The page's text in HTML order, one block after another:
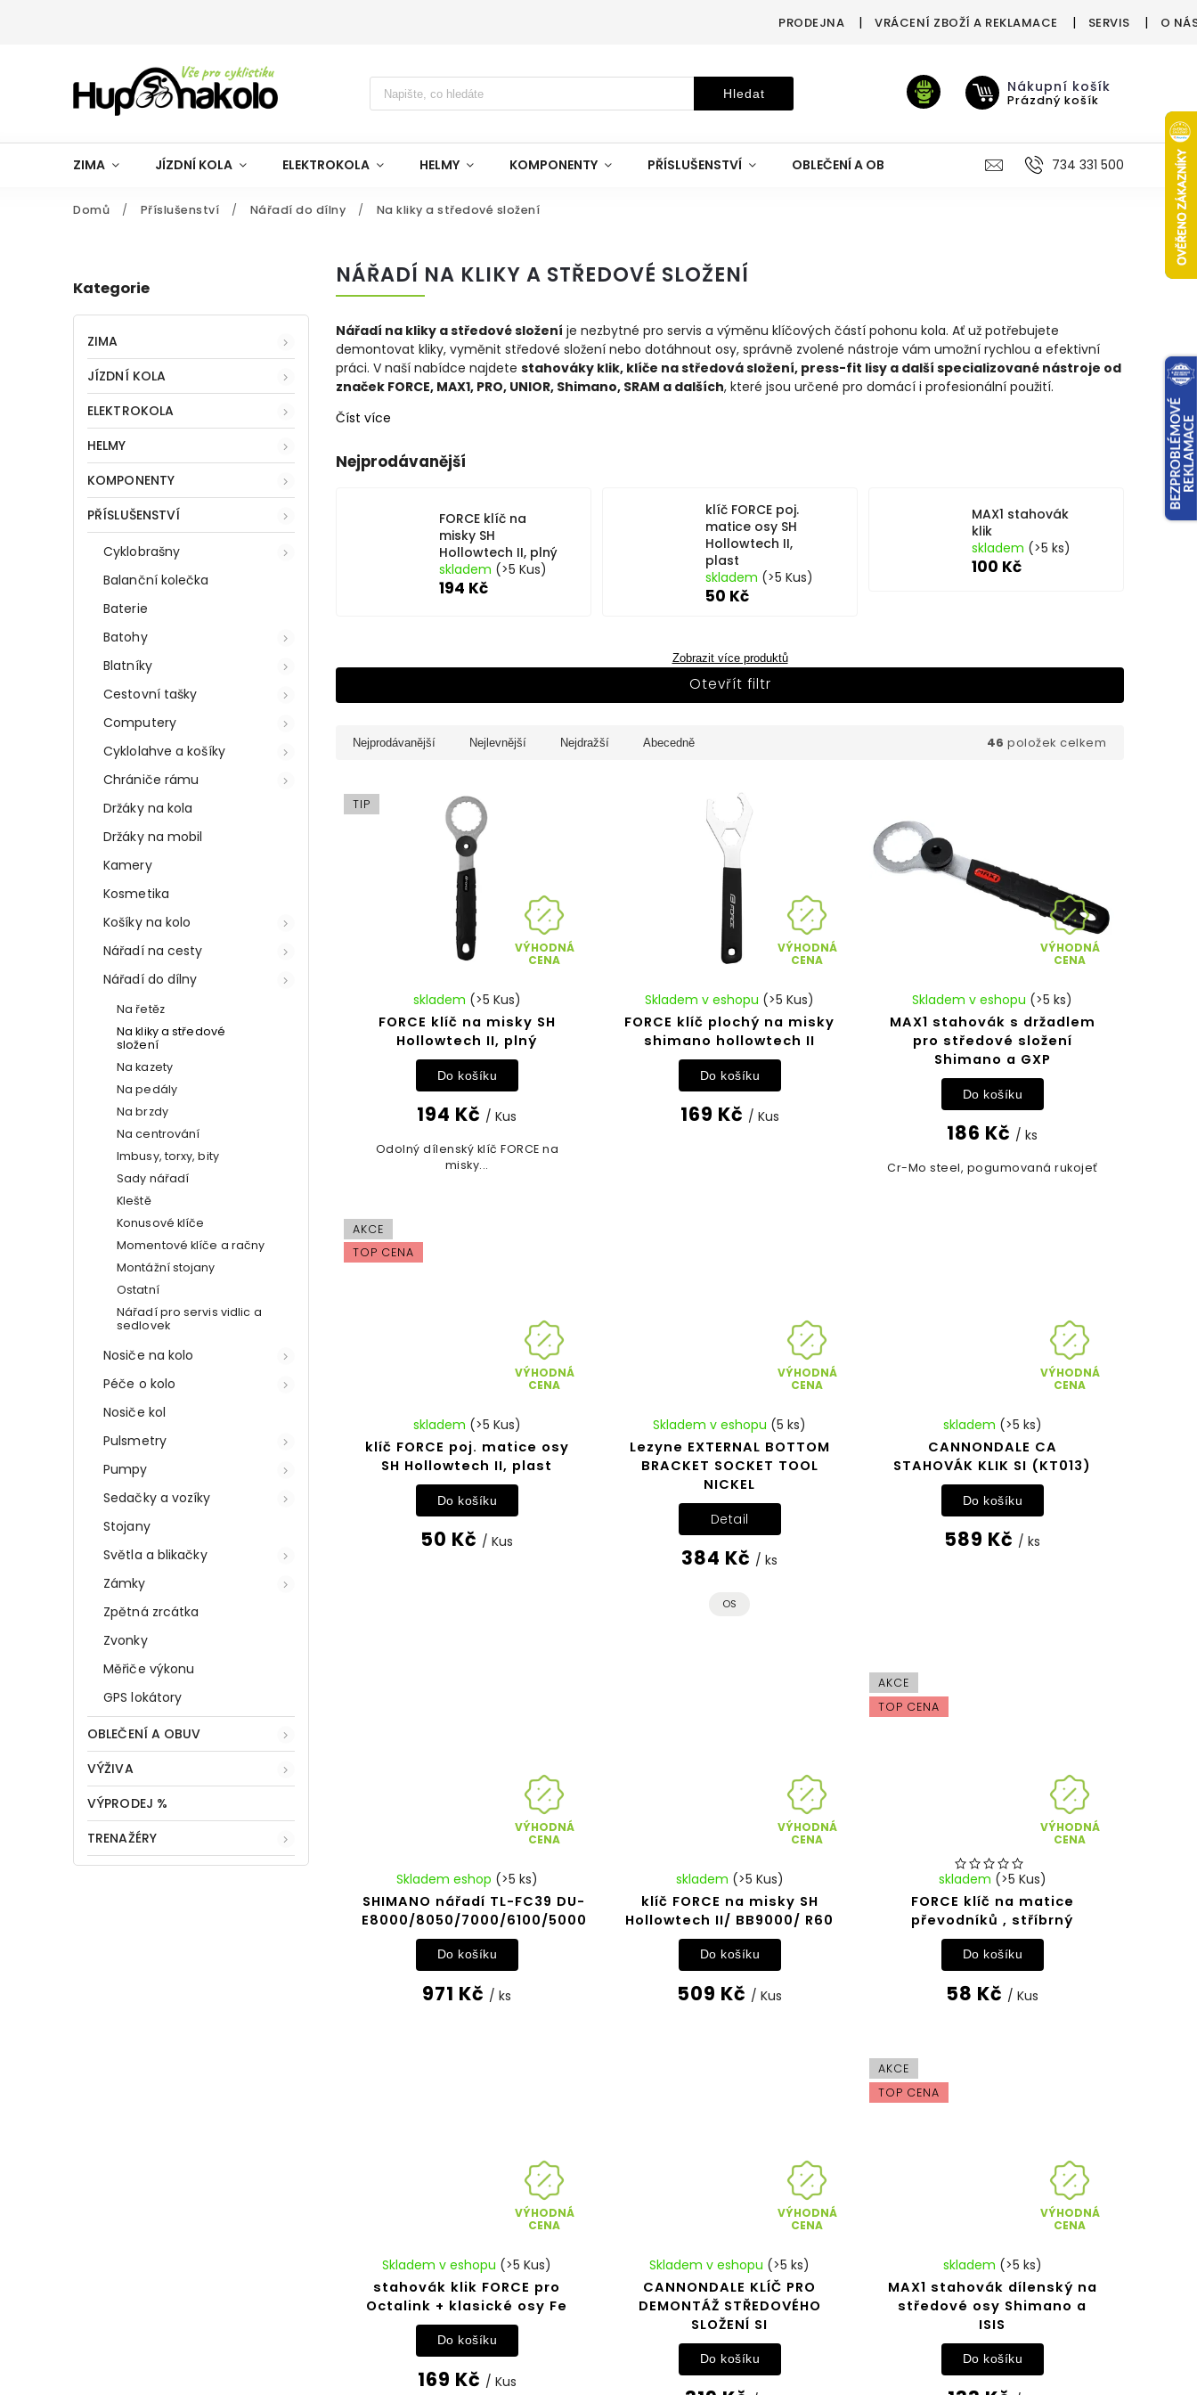
PRODEJNA VRÁCENÍ ZBOŽÍ A REKLAMACE SERVIS O
Hledat Nákupní košík
Prázdný košík
ZIMA JÍZDNÍ KOLA ELEKTROKOLA HELMY KOMPONENTY PŘÍSLUŠENSTVÍ OBLEČENÍ A OBUV VÝŽIVA VÝPRODEJ %
734 331 500
Domů / Příslušenství / Nářadí do dílny / Na kliky a středové složení
Kategorie
ZIMA
JÍZDNÍ KOLA
ELEKTROKOLA
HELMY
KOMPONENTY
PŘÍSLUŠENSTVÍ
Cyklobrašny
Balanční kolečka
Baterie
Batohy
Blatníky
Cestovní tašky
Computery
Cyklolahve a košíky
Chrániče rámu
Držáky na kola
Držáky na mobil
Kamery
Kosmetika
Košíky na kolo
Nářadí na cesty
Nářadí do dílny
Na řetěz
Na kliky a středové
složení
Na kazety
Na pedály
Na brzdy
Na centrování
Imbusy, torxy, bity
Sady nářadí
Kleště
Konusové klíče
Momentové klíče a račny
Montážní stojany
Ostatní
Nářadí pro servis vidlic a
sedlovek
Nosiče na kolo
Péče o kolo
Nosiče kol
Pulsmetry
Pumpy
Sedačky a vozíky
Stojany
Světla a blikačky
Zámky
Zpětná zrcátka
Zvonky
Měřiče výkonu
GPS lokátory
OBLEČENÍ A OBUV
VÝŽIVA
VÝPRODEJ %
TRENAŽÉRY
NÁŘADÍ NA KLIKY A STŘEDOVÉ SLOŽENÍ
Nářadí na kliky a středové složení je nezbytné pro servis a výměnu klíčových částí pohonu kola. Ať už potřebujete
demontovat kliky, vyměnit středové složení nebo dotáhnout osy, správně zvolené nástroje vám umožní rychlou a efektivní
práci. V naší nabídce najdete stahováky klik, klíče na středová složení, press-fit lisy a další specializované nástroje od
značek FORCE, MAX1, PRO, UNIOR, Shimano, SRAM a dalších, které jsou určené pro domácí i profesionální použití.
Číst více
Nejprodávanější
FORCE klíč na
misky SH
Hollowtech II, plný
skladem (>5 Kus)
194 Kč
klíč FORCE poj.
matice osy SH
Hollowtech II,
plast
skladem (>5 Kus)
50 Kč
MAX1 stahovák
klik
skladem (>5 ks)
100 Kč
Zobrazit více produktů
Otevřít filtr
Nejprodávanější Nejlevnější Nejdražší Abecedně 46 položek celkem
TIP
VÝHODNÁ
CENA
FORCE klíč na misky SH
Hollowtech II, plný
skladem (>5 Kus)
194 Kč / Kus
Do košíku
Odolný dílenský klíč FORCE na
misky...
VÝHODNÁ
CENA
FORCE klíč plochý na misky
shimano hollowtech II
Skladem v eshopu (>5 Kus)
169 Kč / Kus
Do košíku
VÝHODNÁ
CENA
MAX1 stahovák s držadlem
pro středové složení
Shimano a GXP
Skladem v eshopu (>5 ks)
186 Kč / ks
Do košíku
Cr-Mo steel, pogumovaná rukojeť
AKCE
TOP CENA
VÝHODNÁ
CENA
klíč FORCE poj. matice osy
SH Hollowtech II, plast
skladem (>5 Kus)
50 Kč / Kus
Do košíku
VÝHODNÁ
CENA
Lezyne EXTERNAL BOTTOM
BRACKET SOCKET TOOL
NICKEL
Skladem v eshopu (5 ks)
384 Kč / ks
Detail
OS
VÝHODNÁ
CENA
CANNONDALE CA
STAHOVÁK KLIK SI (KT013)
skladem (>5 ks)
589 Kč / ks
Do košíku
VÝHODNÁ
CENA
SHIMANO nářadí TL-FC39 DU-
E8000/8050/7000/6100/5000
Skladem eshop (>5 ks)
971 Kč / ks
Do košíku
VÝHODNÁ
CENA
klíč FORCE na misky SH
Hollowtech II/ BB9000/ R60
skladem (>5 Kus)
509 Kč / Kus
Do košíku
AKCE
TOP CENA
VÝHODNÁ
CENA
FORCE klíč na matice
převodníků , stříbrný
skladem (>5 Kus)
58 Kč / Kus
Do košíku
VÝHODNÁ
CENA
stahovák klik FORCE pro
Octalink + klasické osy Fe
Skladem v eshopu (>5 Kus)
169 Kč / Kus
Do košíku
VÝHODNÁ
CENA
CANNONDALE KLÍČ PRO
DEMONTÁŽ STŘEDOVÉHO
SLOŽENÍ SI
Skladem v eshopu (>5 ks)
Do košíku
AKCE
TOP CENA
VÝHODNÁ
CENA
MAX1 stahovák dílenský na
středové osy Shimano a
ISIS
skladem (>5 ks)
Do košíku